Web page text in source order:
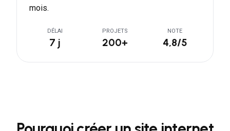
mois.
DÉLAI
7 j
PROJETS
200+
NOTE
4,8/5